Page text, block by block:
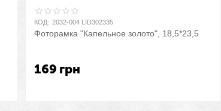
КОД: 2032-004 LID302335
Фоторамка "Капельное золото", 18,5*23,5
169 грн